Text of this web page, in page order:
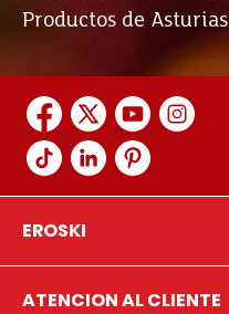
Productos de Asturias
EROSKI
ATENCION AL CLIENTE